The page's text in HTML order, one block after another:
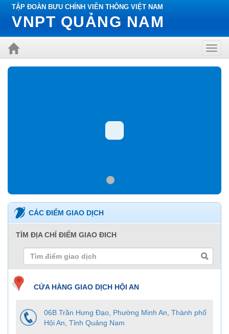
TẬP ĐOÀN BƯU CHÍNH VIỄN THÔNG VIỆT NAM
VNPT QUẢNG NAM
CÁC ĐIỂM GIAO DỊCH
TÌM ĐỊA CHỈ ĐIỂM GIAO ĐICH
SEARCH
CỬA HÀNG GIAO DỊCH HỘI AN
06B Trần Hưng Đạo, Phường Minh An, Thành phố
Hội An, Tỉnh Quảng Nam